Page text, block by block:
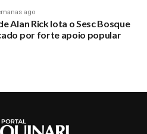
ago
Alan Rick lota o Sesc Bosque
por forte apoio popular